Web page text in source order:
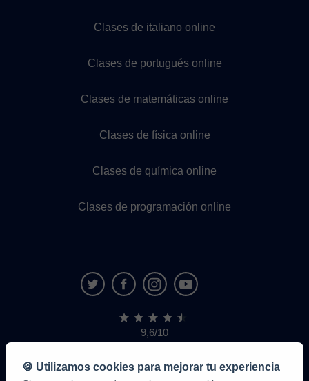
Clases de italiano online
Clases de portugués online
Clases de matemáticas online
Clases de física online
Clases de química online
Clases de programación online
9,6/10
1.339.284
de
alumnos
🍪 Utilizamos cookies para mejorar tu experiencia